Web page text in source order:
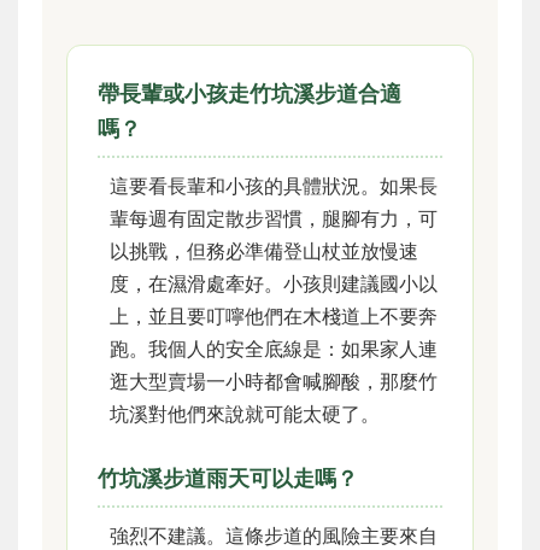
帶長輩或小孩走竹坑溪步道合適
嗎？
這要看長輩和小孩的具體狀況。如果長
輩每週有固定散步習慣，腿腳有力，可
以挑戰，但務必準備登山杖並放慢速
度，在濕滑處牽好。小孩則建議國小以
上，並且要叮嚀他們在木棧道上不要奔
跑。我個人的安全底線是：如果家人連
逛大型賣場一小時都會喊腳酸，那麼竹
坑溪對他們來說就可能太硬了。
竹坑溪步道雨天可以走嗎？
強烈不建議。這條步道的風險主要來自